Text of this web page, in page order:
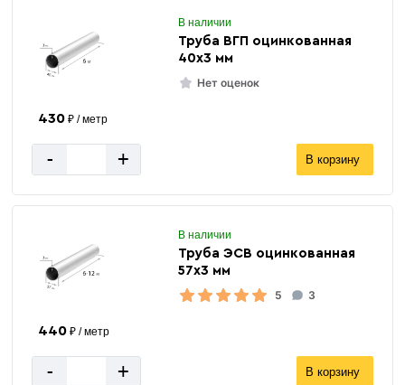
В наличии
Труба ВГП оцинкованная
40х3 мм
Нет оценок
430 ₽ / метр
- + В корзину
В наличии
Труба ЭСВ оцинкованная
57х3 мм
5
3
440 ₽ / метр
- + В корзину